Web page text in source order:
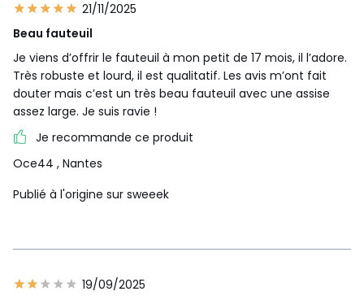
21/11/2025
Beau fauteuil
Je viens d’offrir le fauteuil à mon petit de 17 mois, il l’adore.
Très robuste et lourd, il est qualitatif. Les avis m’ont fait
douter mais c’est un très beau fauteuil avec une assise
assez large. Je suis ravie !
Je recommande ce produit
Oce44 , Nantes
Publié à l'origine sur sweeek
19/09/2025